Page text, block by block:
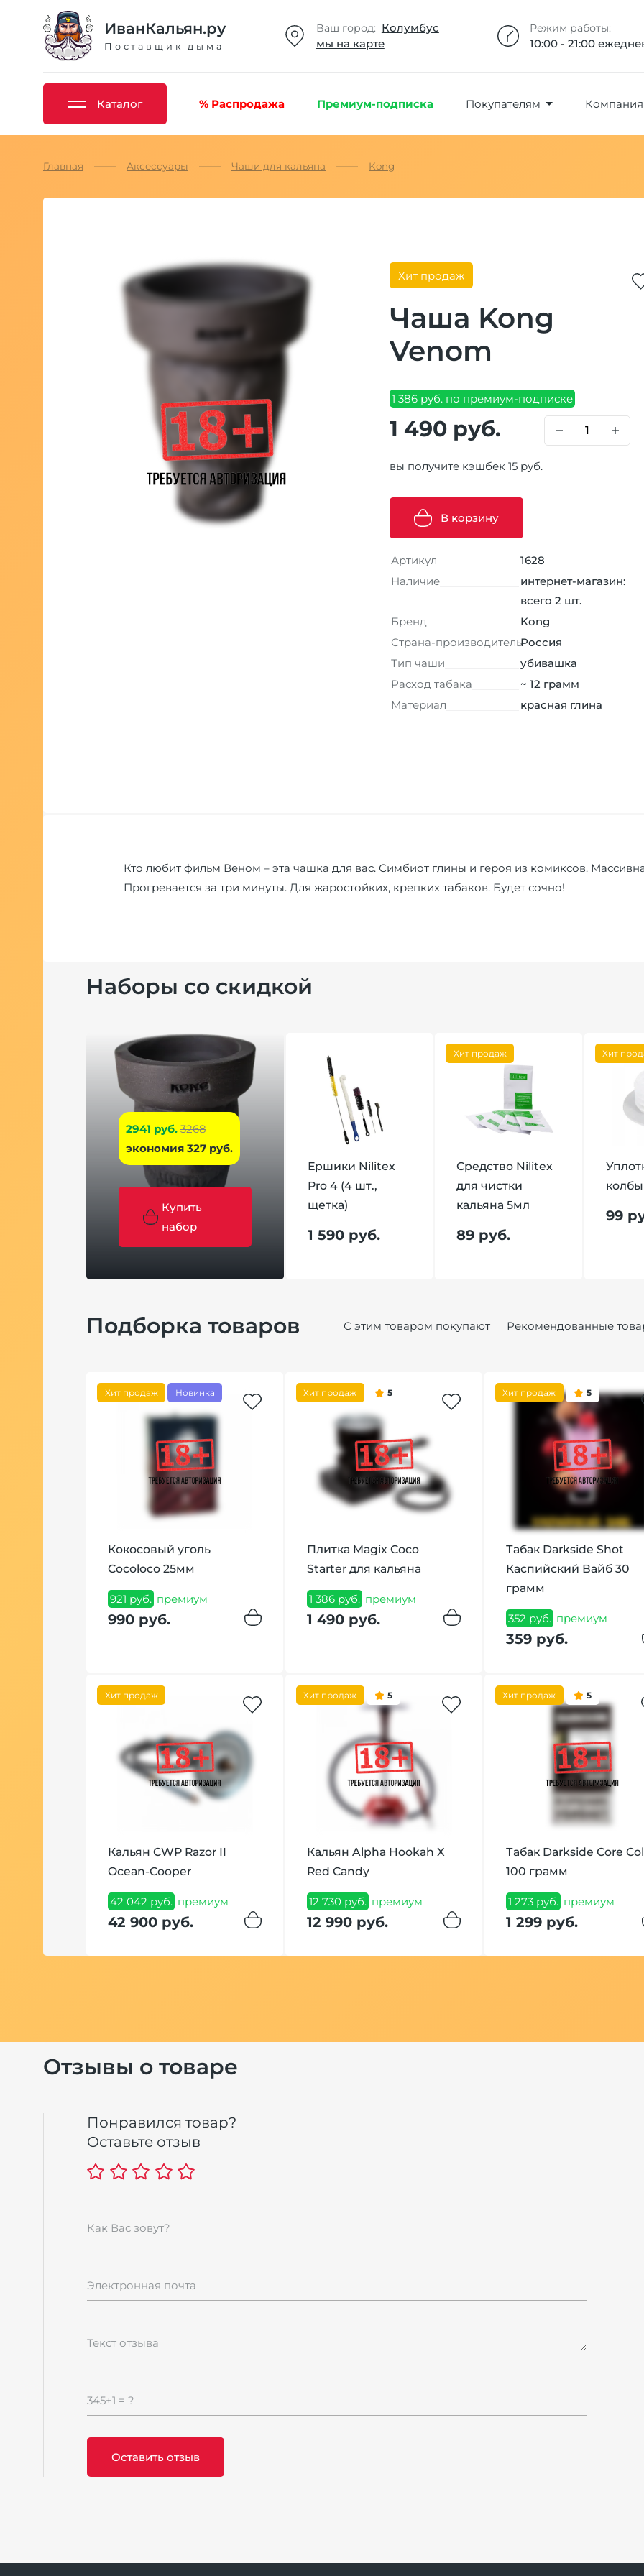
ИванКальян.ру
Поставщик дыма
Ваш город: Колумбус
мы на карте
Режим работы:
10:00 - 21:00
Каталог % Распродажа Премиум-подписка Покупателям Компания
Товар добавлен в корзину
Товар добавлен в избранное
Добавлено максимальное кол-во товара
Товар удален из избранного
Промокод скопирован
Главная Аксессуары Чаши для кальяна Kong
Хит продаж
Чаша Kong
Venom
1 386 руб. по премиум-подписке
1 490 руб.
вы получите кэшбек 15 руб.
В корзину
Артикул
1628
Наличие
интернет-магазин:
всего 2 шт.
Бренд
Kong
Страна-производительРоссия
Тип чаши
убивашка
Расход табака
~ 12 грамм
Материал
красная глина
Кто любит фильм Веном – эта чашка для вас. Симбиот глины и героя из комиксов.
Прогревается за три минуты. Для жаростойких, крепких табаков. Будет сочно!
Наборы со скидкой
2941 руб. 3268
экономия 327 руб.
Купить
набор
Ершики Nilitex
Pro 4 (4 шт.,
щетка)
1 590 руб.
Хит продаж
Средство Nilitex
для чистки
кальяна 5мл
89 руб.
Хит
колбы
99
Подборка товаров С этим товаром покупают Рекомендованные
Хит продаж Новинка
Кокосовый уголь
Cocoloco 25мм
921 руб. премиум
990 руб.
Хит продаж 5
Плитка Magix Coco
Starter для кальяна
1 386 руб. премиум
1 490 руб.
Хит продаж 5
Табак Darkside Shot
Каспийский Вайб 30
грамм
352 руб. премиум
359 руб.
Хит продаж
Кальян CWP Razor II
Ocean-Cooper
42 042 руб. премиум
42 900 руб.
Хит продаж 5
Кальян Alpha Hookah X
Red Candy
12 730 руб. премиум
12 990 руб.
Хит продаж 5
Табак Darkside Core
100 грамм
1 273 руб. премиум
1 299 руб.
Отзывы о товаре
Понравился товар?
Оставьте отзыв
Как Вас зовут?
Электронная почта
Текст отзыва
345+1 = ?